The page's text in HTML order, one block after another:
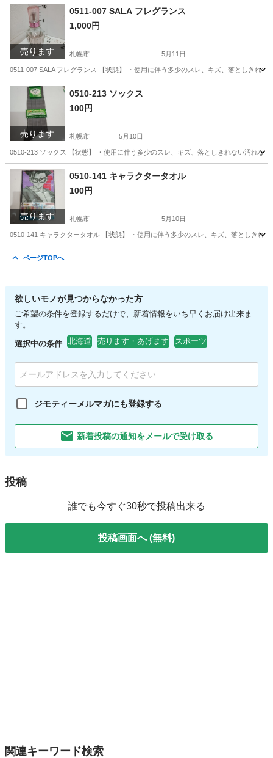
北海道 札幌市
売ります
0511-007 SALA フレグランス
1,000円
札幌市 5月11日
0511-007 SALA フレグランス 【状態】 ・使用に伴う多少のスレ、キズ、落としきれ
北海道 札幌市 現地
売ります
0510-213 ソックス
100円
札幌市 5月10日
0510-213 ソックス 【状態】 ・使用に伴う多少のスレ、キズ、落としきれない汚れ
北海道 札幌市 服/ファッション
売ります
0510-141 キャラクタータオル
100円
札幌市 5月10日
0510-141 キャラクタータオル 【状態】 ・使用に伴う多少のスレ、キズ、落としき
ページTOPへ
欲しいモノが見つからなかった方
ご希望の条件を登録するだけで、新着情報をいち早くお届け出来ま
す。
選択中の条件 北海道 売ります・あげます スポーツ
ジモティーメルマガにも登録する
新着投稿の通知をメールで受け取る
投稿
誰でも今すぐ30秒で投稿出来る
投稿画面へ (無料)
関連キーワード検索